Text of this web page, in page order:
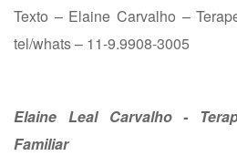
Texto – Elaine Carvalho –
tel/whats – 11-9.9908-3005
Elaine Leal Carvalho -
Familiar